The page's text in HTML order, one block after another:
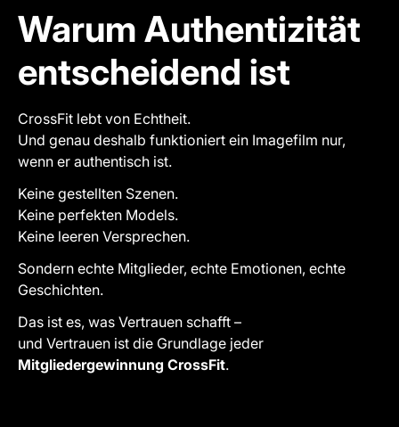
Warum Authentizität
entscheidend ist
CrossFit lebt von Echtheit.
Und genau deshalb funktioniert ein Imagefilm nur,
wenn er authentisch ist.
Keine gestellten Szenen.
Keine perfekten Models.
Keine leeren Versprechen.
Sondern echte Mitglieder, echte Emotionen, echte
Geschichten.
Das ist es, was Vertrauen schafft –
und Vertrauen ist die Grundlage jeder
Mitgliedergewinnung CrossFit.